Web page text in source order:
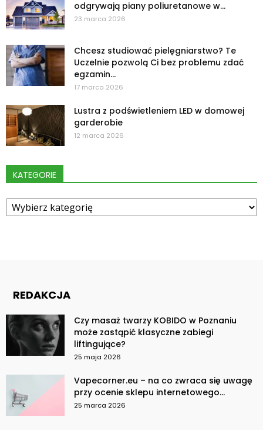
odgrywają piany poliuretanowe w...
23 marca 2026
Chcesz studiować pielęgniarstwo? Te
Uczelnie pozwolą Ci bez problemu zdać
egzamin...
17 marca 2026
Lustra z podświetleniem LED w domowej
garderobie
12 marca 2026
KATEGORIE
Kategorie
REDAKCJA
Czy masaż twarzy KOBIDO w Poznaniu
może zastąpić klasyczne zabiegi
liftingujące?
25 maja 2026
Vapecorner.eu – na co zwraca się uwagę
przy ocenie sklepu internetowego...
25 marca 2026